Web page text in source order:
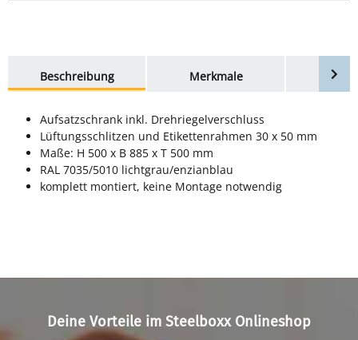
Beschreibung
Merkmale
Aufsatzschrank inkl. Drehriegelverschluss
Lüftungsschlitzen und Etikettenrahmen 30 x 50 mm
Maße: H 500 x B 885 x T 500 mm
RAL 7035/5010 lichtgrau/enzianblau
komplett montiert, keine Montage notwendig
Deine Vorteile im Steelboxx Onlineshop